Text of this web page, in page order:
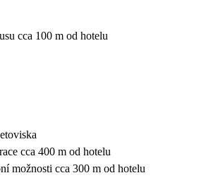
cca 100 m od hotelu
cca 400 m od hotelu
možnosti cca 300 m od hotelu